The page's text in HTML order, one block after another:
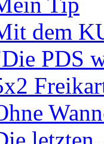
dem
PDS